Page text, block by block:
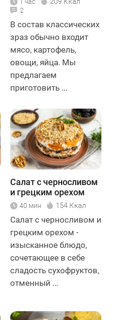
2
В состав классических
зраз обычно входит
мясо, картофель,
овощи, яйца. Мы
предлагаем
приготовить ...
Салат с черносливом
и грецким орехом
40 мин 154 Ккал
Салат с черносливом и
грецким орехом -
изысканное блюдо,
сочетающее в себе
сладость сухофруктов,
отменный ...